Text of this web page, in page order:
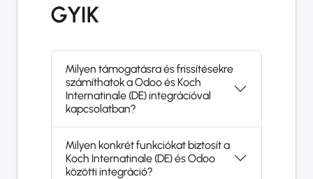
GYIK
Milyen támogatásra és frissítésekre
számíthatok a Odoo és Koch
Internatinale (DE) integrációval
kapcsolatban?
Milyen konkrét funkciókat biztosít a
Koch Internatinale (DE) és Odoo
közötti integráció?